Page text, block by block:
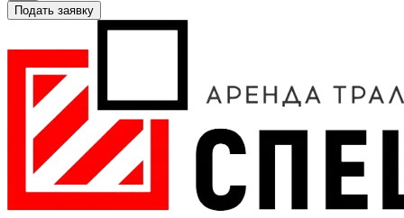
Подать заявку